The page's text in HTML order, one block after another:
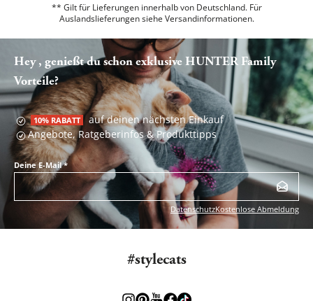
** Gilt für Lieferungen innerhalb von Deutschland. Für
Auslandslieferungen siehe Versandinformationen.
Hey , genießt du schon exklusive HUNTER Family
Vorteile?
10% RABATT auf deinen nächsten Einkauf
Angebote, Ratgeberinfos & Produkttipps
Deine E-Mail*
DatenschutzKostenlose Abmeldung
#stylecats